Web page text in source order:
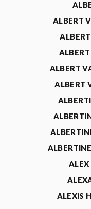
ALBERT
ALBERT
ALBERT
ALEX
ALEXIS